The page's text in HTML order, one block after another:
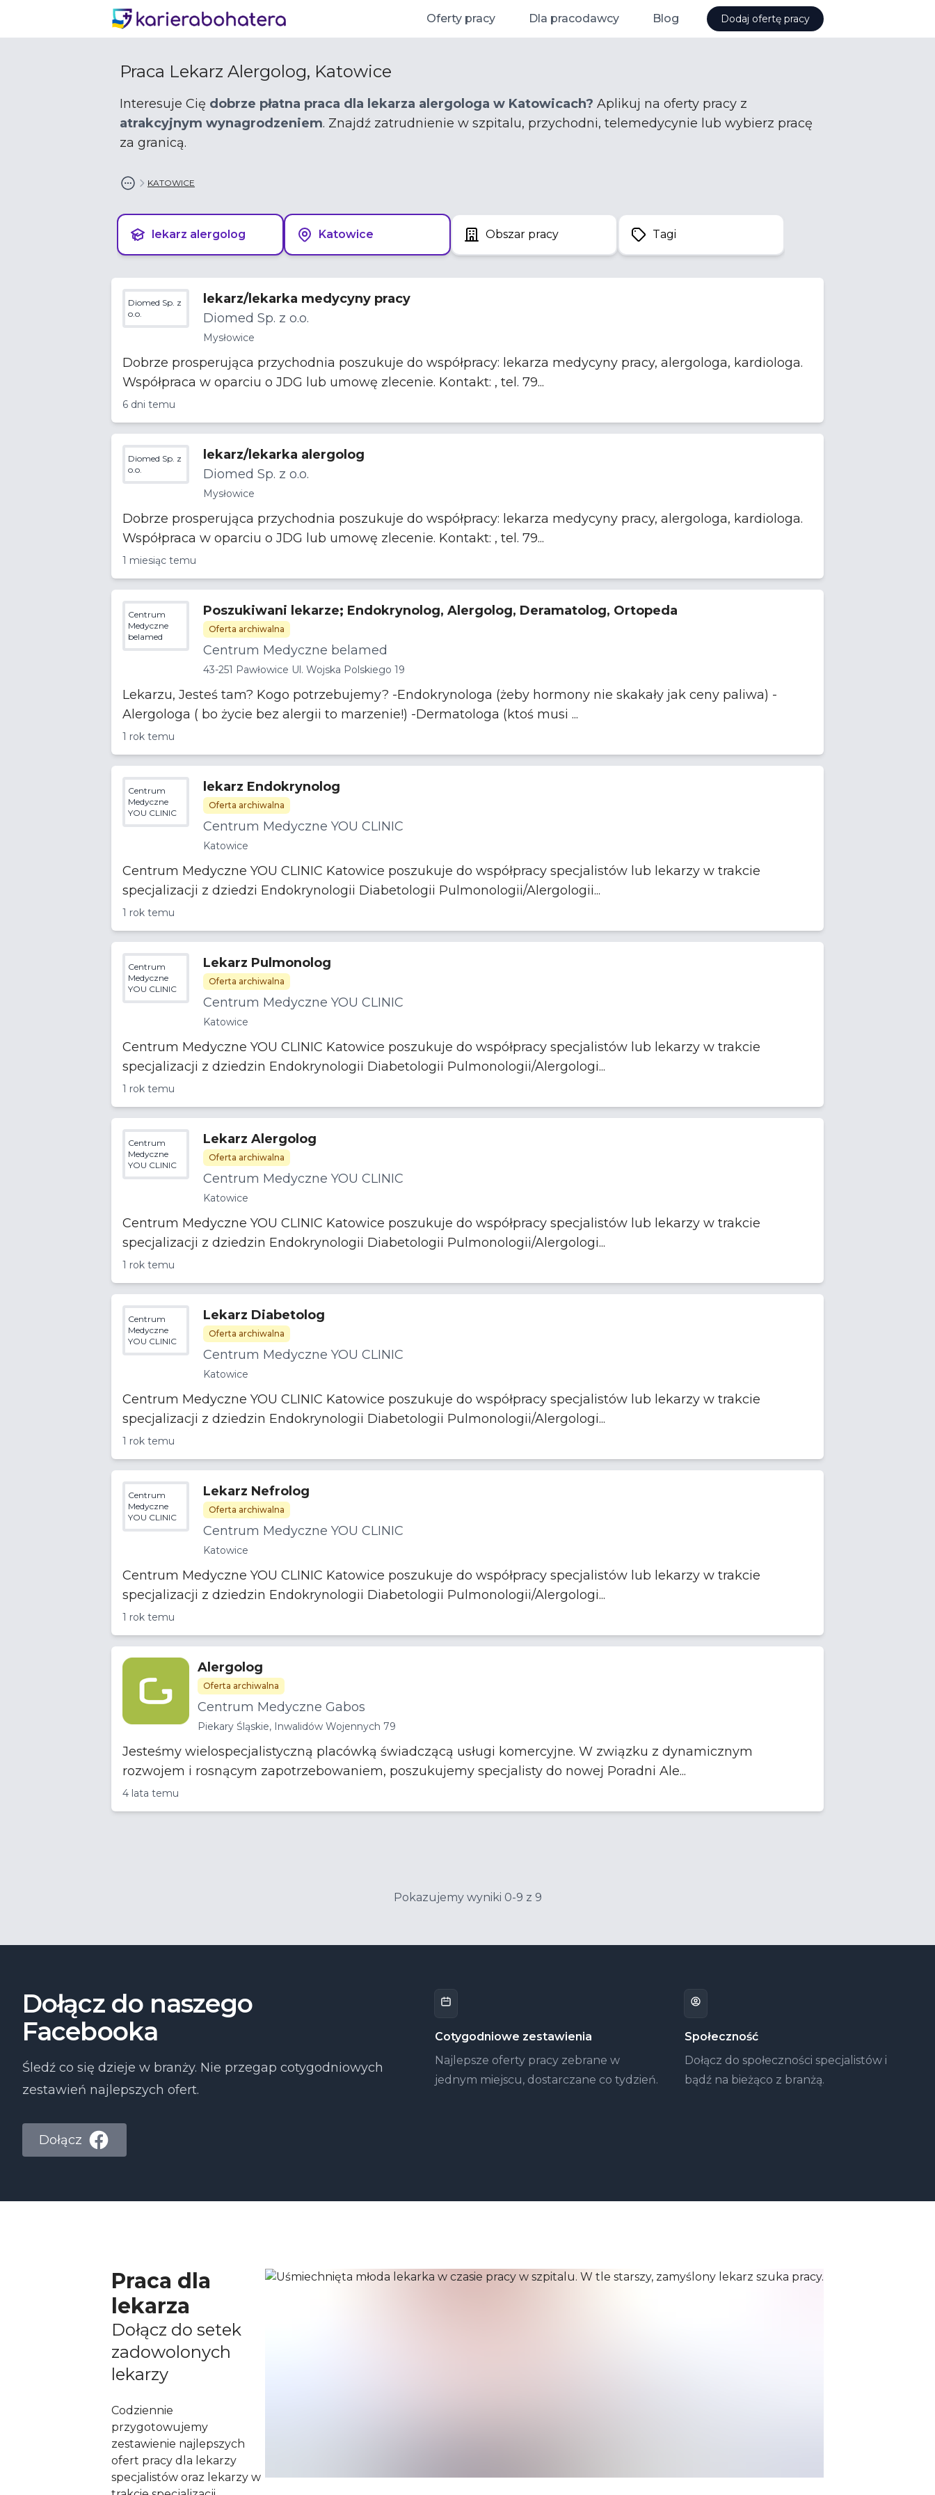
Oferty pracy Dla pracodawcy Blog Dodaj ofertę pracy
Praca Lekarz Alergolog, Katowice
Interesuje Cię dobrze płatna praca dla lekarza alergologa w Katowicach? Aplikuj na oferty pracy z
atrakcyjnym wynagrodzeniem. Znajdź zatrudnienie w szpitalu, przychodni, telemedycynie lub wybierz pracę
za granicą.
KATOWICE
lekarz alergolog Katowice Obszar pracy Tagi
Diomed Sp. z
o.o.
lekarz/lekarka medycyny pracy
Diomed Sp. z o.o.
Mysłowice
Dobrze prosperująca przychodnia poszukuje do współpracy: lekarza medycyny pracy, alergologa, kardiologa.
Współpraca w oparciu o JDG lub umowę zlecenie. Kontakt: , tel. 79...
6 dni temu
Diomed Sp. z
o.o.
lekarz/lekarka alergolog
Diomed Sp. z o.o.
Mysłowice
Dobrze prosperująca przychodnia poszukuje do współpracy: lekarza medycyny pracy, alergologa, kardiologa.
Współpraca w oparciu o JDG lub umowę zlecenie. Kontakt: , tel. 79...
1 miesiąc temu
Centrum
Medyczne
belamed
Poszukiwani lekarze; Endokrynolog, Alergolog, Deramatolog, Ortopeda
Oferta archiwalna
Centrum Medyczne belamed
43-251 Pawłowice Ul. Wojska Polskiego 19
Lekarzu, Jesteś tam? Kogo potrzebujemy? -Endokrynologa (żeby hormony nie skakały jak ceny paliwa) -
Alergologa ( bo życie bez alergii to marzenie!) -Dermatologa (ktoś musi ...
1 rok temu
Centrum
Medyczne
YOU CLINIC
lekarz Endokrynolog
Oferta archiwalna
Centrum Medyczne YOU CLINIC
Katowice
Centrum Medyczne YOU CLINIC Katowice poszukuje do współpracy specjalistów lub lekarzy w trakcie
specjalizacji z dziedzi Endokrynologii Diabetologii Pulmonologii/Alergologii...
1 rok temu
Centrum
Medyczne
YOU CLINIC
Lekarz Pulmonolog
Oferta archiwalna
Centrum Medyczne YOU CLINIC
Katowice
Centrum Medyczne YOU CLINIC Katowice poszukuje do współpracy specjalistów lub lekarzy w trakcie
specjalizacji z dziedzin Endokrynologii Diabetologii Pulmonologii/Alergologi...
1 rok temu
Centrum
Medyczne
YOU CLINIC
Lekarz Alergolog
Oferta archiwalna
Centrum Medyczne YOU CLINIC
Katowice
Centrum Medyczne YOU CLINIC Katowice poszukuje do współpracy specjalistów lub lekarzy w trakcie
specjalizacji z dziedzin Endokrynologii Diabetologii Pulmonologii/Alergologi...
1 rok temu
Centrum
Medyczne
YOU CLINIC
Lekarz Diabetolog
Oferta archiwalna
Centrum Medyczne YOU CLINIC
Katowice
Centrum Medyczne YOU CLINIC Katowice poszukuje do współpracy specjalistów lub lekarzy w trakcie
specjalizacji z dziedzin Endokrynologii Diabetologii Pulmonologii/Alergologi...
1 rok temu
Centrum
Medyczne
YOU CLINIC
Lekarz Nefrolog
Oferta archiwalna
Centrum Medyczne YOU CLINIC
Katowice
Centrum Medyczne YOU CLINIC Katowice poszukuje do współpracy specjalistów lub lekarzy w trakcie
specjalizacji z dziedzin Endokrynologii Diabetologii Pulmonologii/Alergologi...
1 rok temu
Alergolog
Oferta archiwalna
Centrum Medyczne Gabos
Piekary Śląskie, Inwalidów Wojennych 79
Jesteśmy wielospecjalistyczną placówką świadczącą usługi komercyjne. W związku z dynamicznym
rozwojem i rosnącym zapotrzebowaniem, poszukujemy specjalisty do nowej Poradni Ale...
4 lata temu
Pokazujemy wyniki 0-9 z 9
Dołącz do naszego
Facebooka
Śledź co się dzieje w branży. Nie przegap cotygodniowych
zestawień najlepszych ofert.
Dołącz
Cotygodniowe zestawienia
Najlepsze oferty pracy zebrane w
jednym miejscu, dostarczane co tydzień.
Społeczność
Dołącz do społeczności specjalistów i
bądź na bieżąco z branżą.
Praca dla
lekarza
Dołącz do setek
zadowolonych
lekarzy
Codziennie
przygotowujemy
zestawienie najlepszych
ofert pracy dla lekarzy
specjalistów oraz lekarzy w